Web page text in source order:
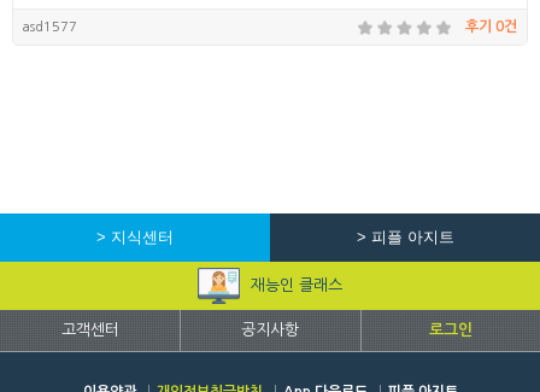
asd1577 후기 0건
> 지식센터 > 피플 아지트
재능인 클래스
고객센터 공지사항 로그인